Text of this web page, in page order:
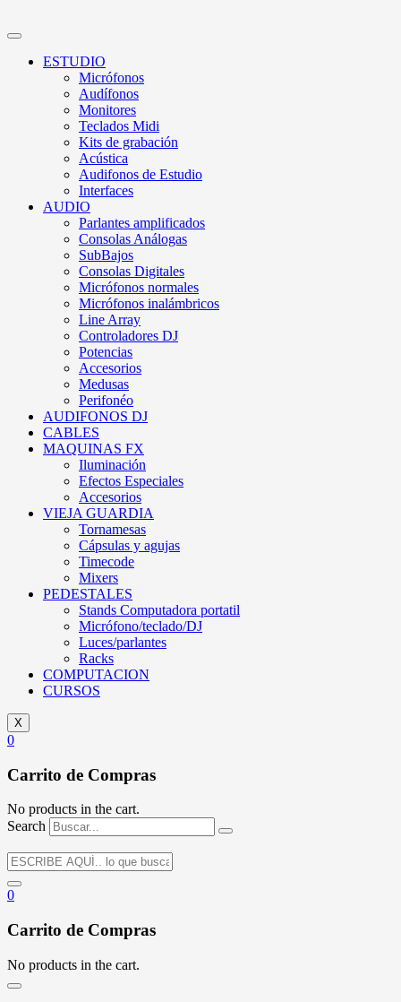
ESTUDIO
Micrófonos
Audífonos
Monitores
Teclados Midi
Kits de grabación
Acústica
Audifonos de Estudio
Interfaces
AUDIO
Parlantes amplificados
Consolas Análogas
SubBajos
Consolas Digitales
Micrófonos normales
Micrófonos inalámbricos
Line Array
Controladores DJ
Potencias
Accesorios
Medusas
Perifonéo
AUDIFONOS DJ
CABLES
MAQUINAS FX
Iluminación
Efectos Especiales
Accesorios
VIEJA GUARDIA
Tornamesas
Cápsulas y agujas
Timecode
Mixers
PEDESTALES
Stands Computadora portatil
Micrófono/teclado/DJ
Luces/parlantes
Racks
COMPUTACION
CURSOS
X
0
Carrito de Compras
No products in the cart.
Search
0
Carrito de Compras
No products in the cart.